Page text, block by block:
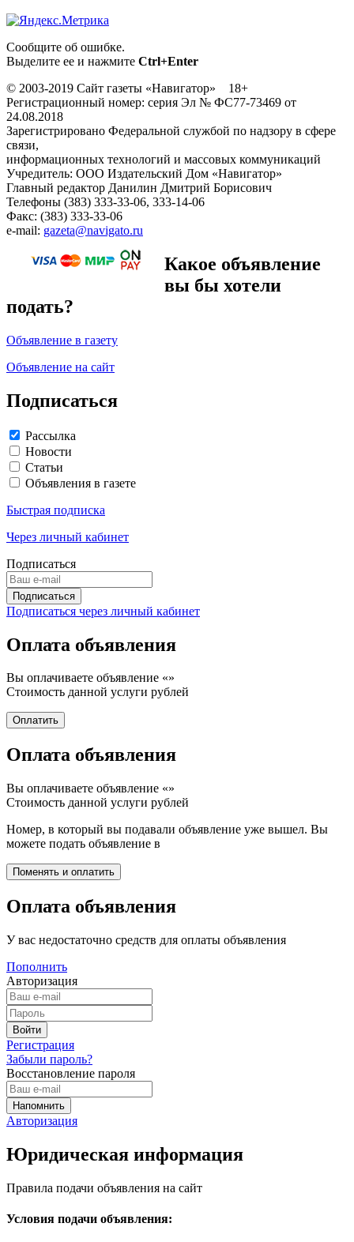
Сообщите об ошибке.
Выделите ее и нажмите Ctrl+Enter
© 2003-2019 Сайт газеты «Навигатор» 18+
Регистрационный номер: серия Эл № ФС77-73469 от
24.08.2018
Зарегистрировано Федеральной службой по надзору в сфере
связи,
информационных технологий и массовых коммуникаций
Учредитель: ООО Издательский Дом «Навигатор»
Главный редактор Данилин Дмитрий Борисович
Телефоны (383) 333-33-06, 333-14-06
Факс: (383) 333-33-06
e-mail: gazeta@navigato.ru
Какое объявление
вы бы хотели
подать?
Объявление в газету
Объявление на сайт
Подписаться
Рассылка
Новости
Статьи
Объявления в газете
Быстрая подписка
Через личный кабинет
Подписаться
Подписаться через личный кабинет
Оплата объявления
Вы оплачиваете объявление «»
Стоимость данной услуги рублей
Оплата объявления
Вы оплачиваете объявление «»
Стоимость данной услуги рублей
Номер, в который вы подавали объявление уже вышел. Вы
можете подать объявление в
Оплата объявления
У вас недостаточно средств для оплаты объявления
Пополнить
Авторизация
Регистрация
Забыли пароль?
Восстановление пароля
Авторизация
Юридическая информация
Правила подачи объявления на сайт
Условия подачи объявления: